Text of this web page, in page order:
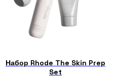
Набор Rhode The Skin Prep
Set